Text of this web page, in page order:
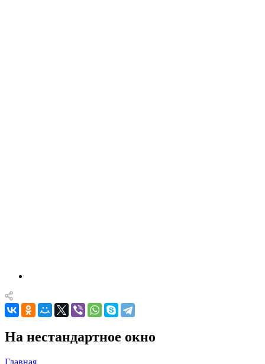
На нестандартное окно
Главная